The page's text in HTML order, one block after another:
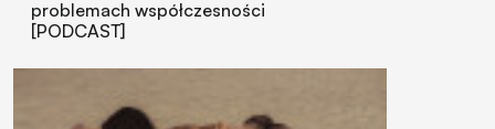
problemach współczesności
[PODCAST]